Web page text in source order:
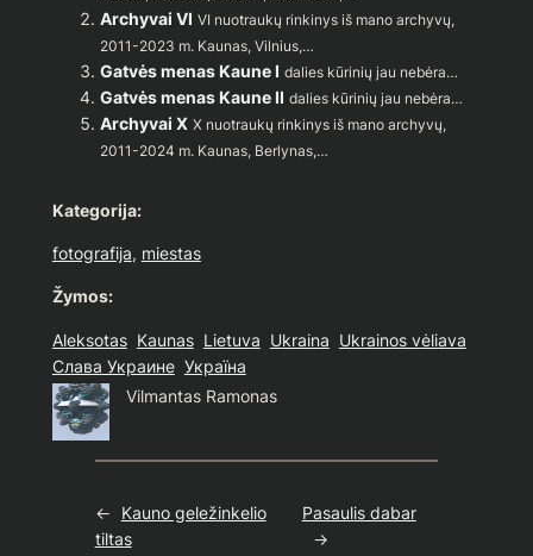
Archyvai VI VI nuotraukų rinkinys iš mano archyvų,
2011-2023 m. Kaunas, Vilnius,…
Gatvės menas Kaune I dalies kūrinių jau nebėra…
Gatvės menas Kaune II dalies kūrinių jau nebėra…
Archyvai X X nuotraukų rinkinys iš mano archyvų,
2011-2024 m. Kaunas, Berlynas,…
Kategorija:
fotografija, miestas
Žymos:
Aleksotas Kaunas Lietuva Ukraina Ukrainos vėliava
Слава Украине Україна
Vilmantas Ramonas
←
Kauno geležinkelio
tiltas
Pasaulis dabar
→